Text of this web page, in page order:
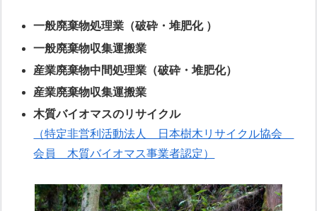
一般廃棄物処理業（破砕・堆肥化 ）
一般廃棄物収集運搬業
産業廃棄物中間処理業（破砕・堆肥化）
産業廃棄物収集運搬業
木質バイオマスのリサイクル
（特定非営利活動法人 日本樹木リサイクル協会
会員 木質バイオマス事業者認定）